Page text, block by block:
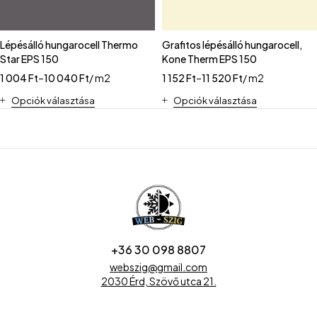
Lépésálló hungarocell Thermo
Star EPS 150
1 004Ft–10 040Ft/ m2
Opciók választása
Grafitos lépésálló hungarocell,
Kone Therm EPS 150
1 152Ft–11 520Ft/ m2
Opciók választása
+36 30 098 8807
webszig@gmail.com
2030 Érd, Szövő utca 21.